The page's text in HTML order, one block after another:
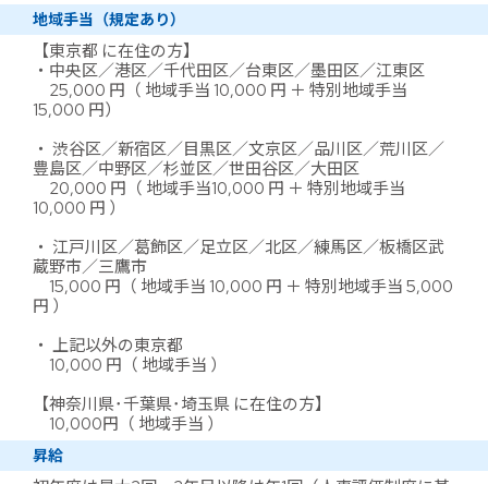
地域手当（規定あり）
【東京都 に在住の方】
・中央区／港区／千代田区／台東区／墨田区／江東区
25,000 円（ 地域手当 10,000 円 ＋ 特別地域手当
15,000 円）
・ 渋谷区／新宿区／目黒区／文京区／品川区／荒川区／
豊島区／中野区／杉並区／世田谷区／大田区
20,000 円（ 地域手当10,000 円 ＋ 特別地域手当
10,000 円 ）
・ 江戸川区／葛飾区／足立区／北区／練馬区／板橋区武
蔵野市／三鷹市
15,000 円（ 地域手当 10,000 円 ＋ 特別地域手当 5,000
円 ）
・ 上記以外の東京都
10,000 円（ 地域手当 ）
【神奈川県･千葉県･埼玉県 に在住の方】
10,000円（ 地域手当 ）
昇給